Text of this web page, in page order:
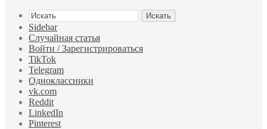
Искать
Sidebar
Случайная статья
Войти / Зарегистрироваться
TikTok
Telegram
Одноклассники
vk.com
Reddit
LinkedIn
Pinterest